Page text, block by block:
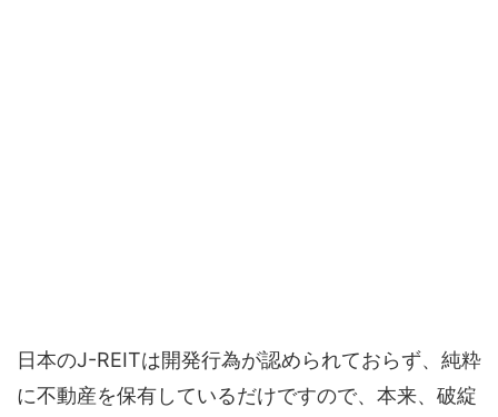
日本のJ-REITは開発行為が認められておらず、純粋
に不動産を保有しているだけですので、本来、破綻